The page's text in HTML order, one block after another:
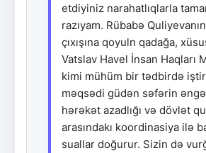
etdiyiniz narahatlıqlarla
razıyam. Rübabə
çıxışına qoyuln qadağa,
Vatslav Havel İnsan Haqları
kimi mühüm bir tədbirdə
məqsədi güdən səfərin
hərəkət azadlığı və dövlət
arasındakı koordinasiya ilə
suallar doğurur. Sizin də